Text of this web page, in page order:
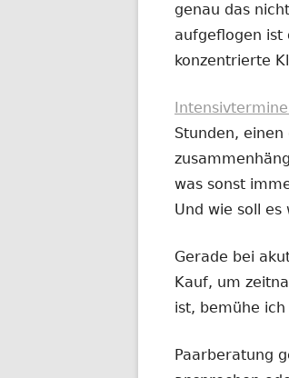
genau das
aufgeflogen ist
konzentrierte
Stunden,
was sonst
Und wie soll es
Gerade bei
Kauf, um
ist, bemühe
Paarberatung